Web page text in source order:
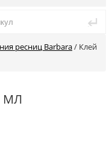
ресниц Barbara/ Клей
МЛ